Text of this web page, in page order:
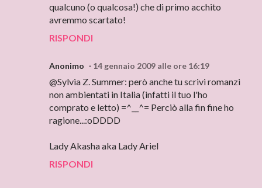
qualcuno (o qualcosa!) che di primo acchito
avremmo scartato!
RISPONDI
Anonimo 14 gennaio 2009 alle ore 16:19
@Sylvia Z. Summer: però anche tu scrivi romanzi
non ambientati in Italia (infatti il tuo l'ho
comprato e letto) =^__^= Perciò alla fin fine ho
ragione...:oDDDD
Lady Akasha aka Lady Ariel
RISPONDI